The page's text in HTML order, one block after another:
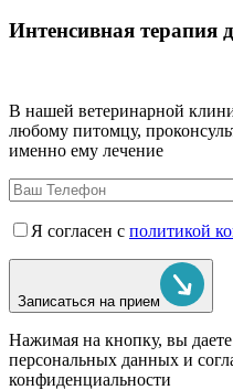
Интенсивная терапия
В нашей ветеринарной
любому питомцу,
именно ему лечение
Я согласен с политикой
Записаться на прием
Нажимая на кнопку, вы даете
персональных данных и
конфиденциальности